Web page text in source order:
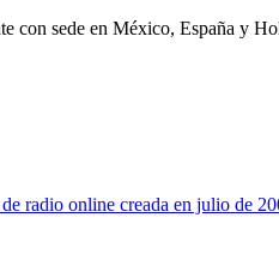
con sede en México, España y
radio online creada en julio de